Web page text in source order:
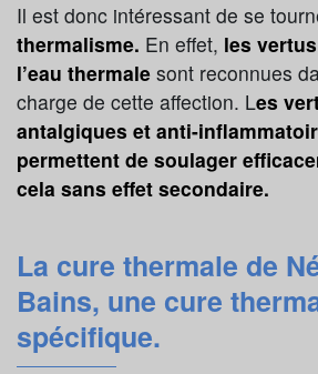
Il est donc intéressant de se
thermalisme. En effet, les
l’eau thermale sont reconnues
charge de cette affection. Les
antalgiques et anti-
permettent de soulager
cela sans effet secondaire.
La cure thermale de
Bains, une cure
spécifique.